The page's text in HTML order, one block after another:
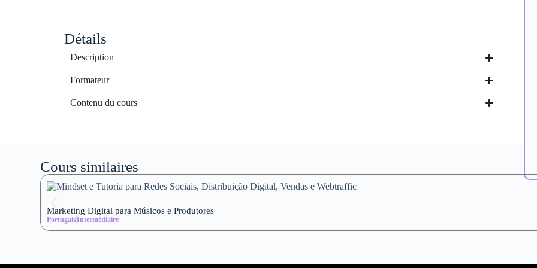
Détails
Description
Formateur
Contenu du cours
Cours similaires
Marketing Digital para Músicos e Produtores
PortugaisIntermédiaire